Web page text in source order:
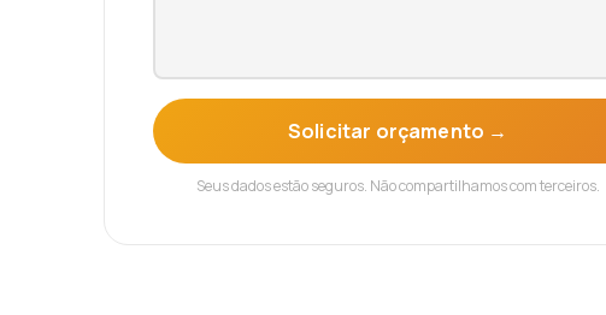
Solicitar orçamento →
Seus dados estão seguros. Não compartilhamos com terceiros.